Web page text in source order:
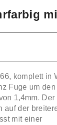
komplett in
Fuge um
1,4mm. Der
auf der
mit einer